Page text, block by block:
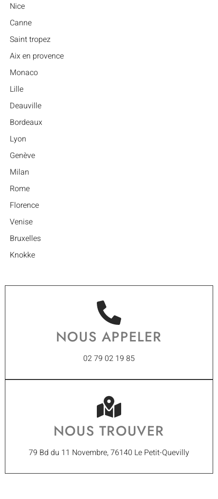
Nice
Canne
Saint tropez
Aix en provence
Monaco
Lille
Deauville
Bordeaux
Lyon
Genève
Milan
Rome
Florence
Venise
Bruxelles
Knokke
NOUS APPELER
02 79 02 19 85
NOUS TROUVER
79 Bd du 11 Novembre, 76140 Le Petit-Quevilly